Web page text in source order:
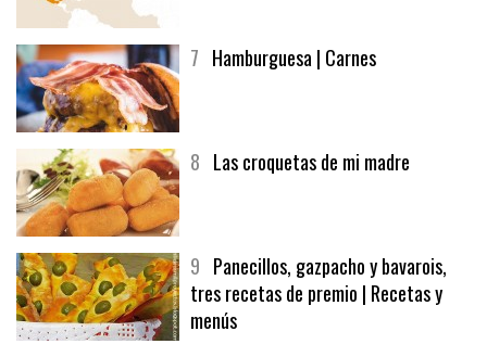
7 Hamburguesa | Carnes
8 Las croquetas de mi madre
9 Panecillos, gazpacho y bavarois,
tres recetas de premio | Recetas y
menús